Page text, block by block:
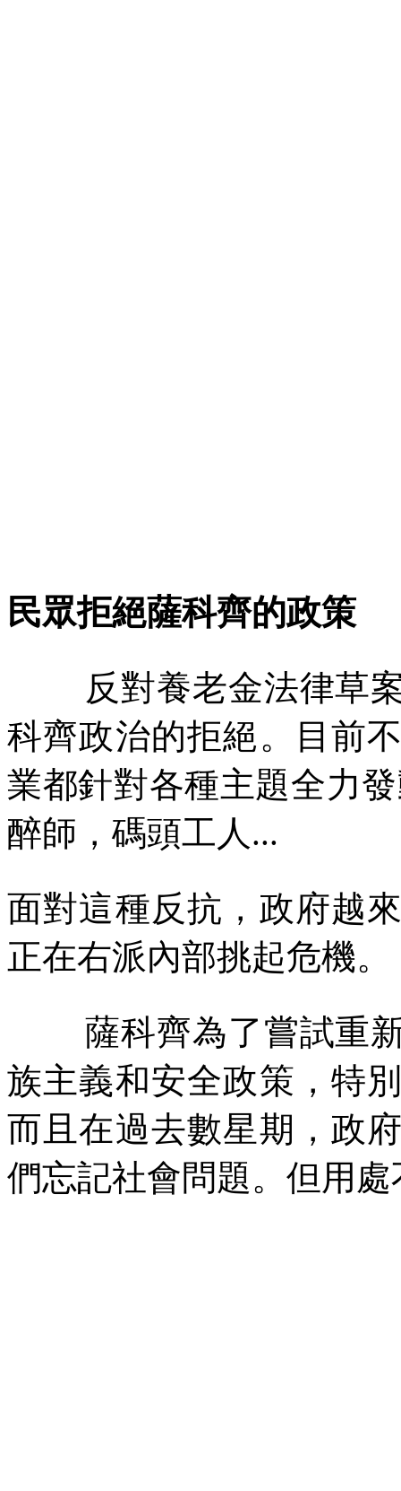
民眾拒絕薩科齊的政策
反對養老金法律草
科齊政治的拒絕。目前
業都針對各種主題全力
醉師，碼頭工人 ...
面對這種反抗，政府越
正在右派內部挑起危機。
薩科齊為了嘗試重
族主義和安全政策，特
而且在過去數星期，政
們忘記社會問題。但用處